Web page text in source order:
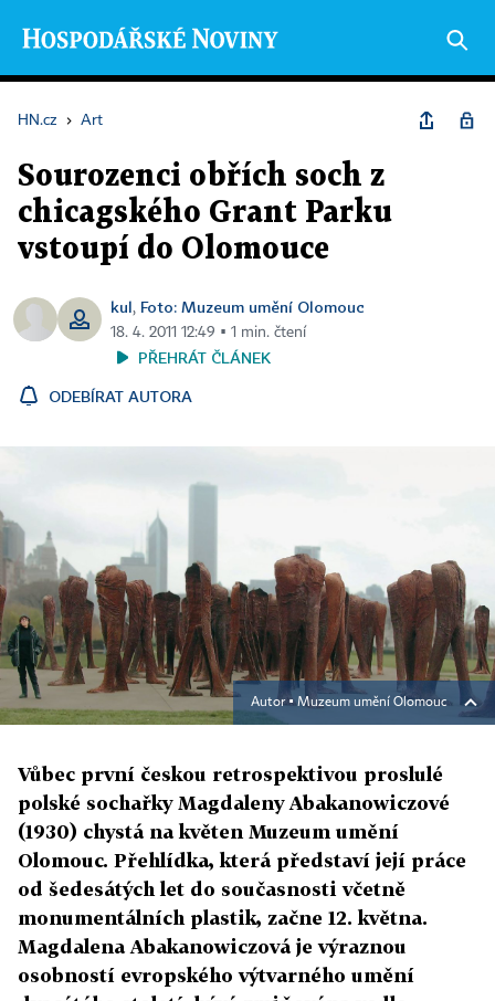
HN.cz › Art
Sourozenci obřích soch z
chicagského Grant Parku
vstoupí do Olomouce
kul, Foto: Muzeum umění Olomouc
18. 4. 2011 12:49 ▪ 1 min. čtení
PŘEHRÁT ČLÁNEK
ODEBÍRAT AUTORA
Autor ▪Muzeum umění Olomouc
Vůbec první českou retrospektivou proslulé
polské sochařky Magdaleny Abakanowiczové
(1930) chystá na květen Muzeum umění
Olomouc. Přehlídka, která představí její práce
od šedesátých let do současnosti včetně
monumentálních plastik, začne 12. května.
Magdalena Abakanowiczová je výraznou
osobností evropského výtvarného umění